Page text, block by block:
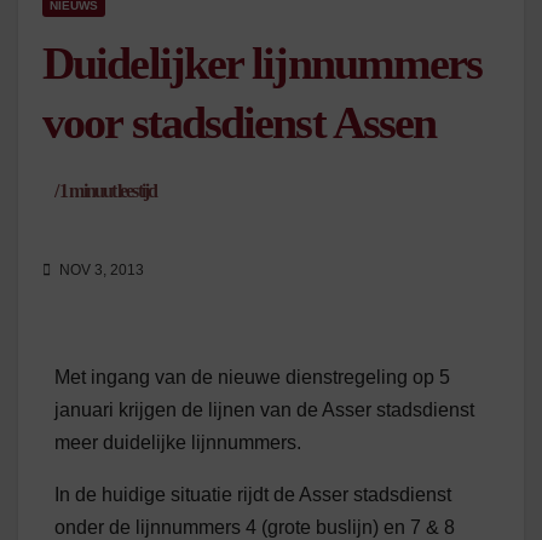
NIEUWS
Duidelijker lijnnummers
voor stadsdienst Assen
/1 minuut leestijd
NOV 3, 2013
Met ingang van de nieuwe dienstregeling op 5
januari krijgen de lijnen van de Asser stadsdienst
meer duidelijke lijnnummers.
In de huidige situatie rijdt de Asser stadsdienst
onder de lijnnummers 4 (grote buslijn) en 7 & 8